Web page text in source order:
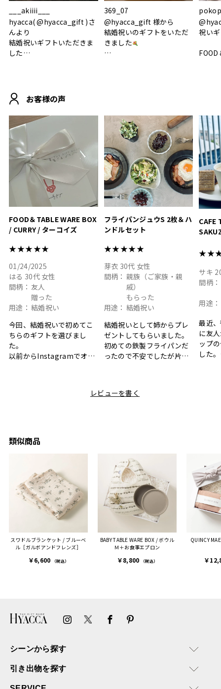
___akiiii___
hyacca( @hyacca_gift )さ
んより
結婚祝いギフトいただきま
した
おうちカフェもお洒落にな
って嬉しい𖠚 ⡱
.
#hyacca #結婚祝い
369_07
@hyacca_gift 様から
結婚祝いのギフトをいただ
きました
素敵なギフトを
ありがとうございました
#hyacca #結婚祝い
#お祝い #プレゼント
祝い
FOOD
真っ
いい
#結婚
淡色
結婚
色イ
お客様の声
FOOD＆TABLE WARE BOX
/ CURRY / ターコイズ
★★★★★
01/24/2025
はる 30代 女性
間柄： 友人
贈った
用途： 結婚祝い
今回、結婚祝いで初めてこ
ちらのギフトを選びまし
た。
以前からInstagramでオシ
と大好きなカレーのセット
ちらも大変気に入ったと写
を選んでよかったし他の友
人にもお勧めしたいと感じ
ました。
また、こちら不注意でメー
ルアドレスを誤って入力し
登録してログインできなく
困った際にも、迅速に回答
連絡があり大変助かりまし
フライパンジュウS 2枚＆ハ
ンドルセット
★★★★★
芽衣 30代 女性
間柄： 親族（ご家族・親
戚）
もらった
用途： 結婚祝い
結婚祝いとして姉からプレ
ゼントしてもらいました。
初めての鉄製フライパンだ
ったので不安でしたが片手
利です。洗い物も減って一
で、いい思い出になりまし
た。
CAFE
サキ
間柄：
用途：
最近
に友
ップ
した。
す。
レビューを書く
類似商品
スワドルブランケット / ブルーベ
ル［ガルボアンドフレンズ］
￥6,600 （税込）
BABY TABLE WARE BOX / ボウル
Ｍ＋お食事エプロン
￥8,800 （税込）
QUINCY
￥
シーンから探す
引き出物を探す